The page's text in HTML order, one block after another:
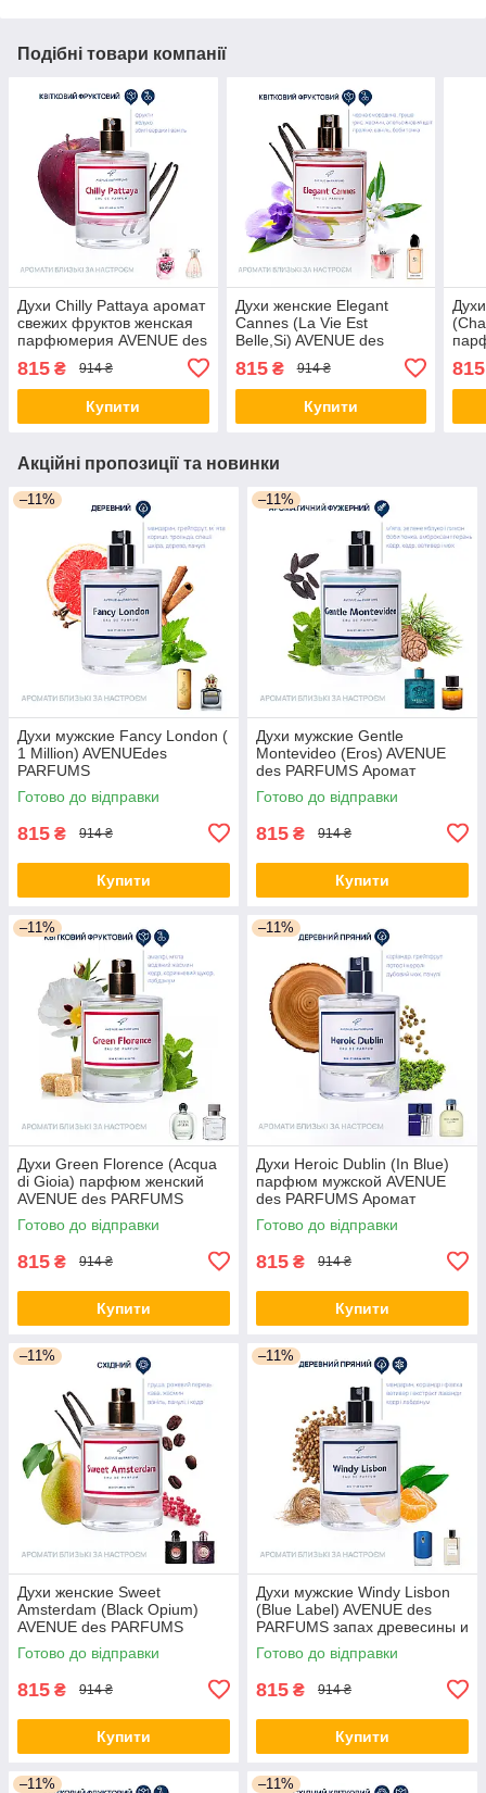
Подібні товари компанії
Духи Chilly Pattaya аромат
свежих фруктов женская
парфюмерия AVENUE des
815 ₴ 914 ₴
Купити
Духи женские Elegant
Cannes (La Vie Est
Belle,Si) AVENUE des
парфюмерия
815₴ 914 ₴
Купити
815
Акційні пропозиції та новинки
–11%
Духи мужские Fancy London (
1 Million) AVENUEdes
PARFUMS
Готово до відправки
815 ₴ 914 ₴
Купити
–11%
Духи мужские Gentle
Montevideo (Eros) AVENUE
des PARFUMS Аромат
свежести и энергии.
Готово до відправки
815 ₴ 914 ₴
Купити
–11%
Духи Green Florence (Acqua
di Gioia) парфюм женский
AVENUE des PARFUMS
Готово до відправки
815 ₴ 914 ₴
Купити
–11%
Духи Heroic Dublin (In Blue)
парфюм мужской AVENUE
des PARFUMS Аромат
настоящих мужчин
Готово до відправки
815 ₴ 914 ₴
Купити
–11%
Духи женские Sweet
Amsterdam (Black Opium)
AVENUE des PARFUMS
парфюм пряні, східні
Готово до відправки
815 ₴ 914 ₴
Купити
–11%
Духи мужские Windy Lisbon
(Blue Label) AVENUE des
PARFUMS запах древесины и
пряностей.
Готово до відправки
815 ₴ 914 ₴
Купити
–11% –11%